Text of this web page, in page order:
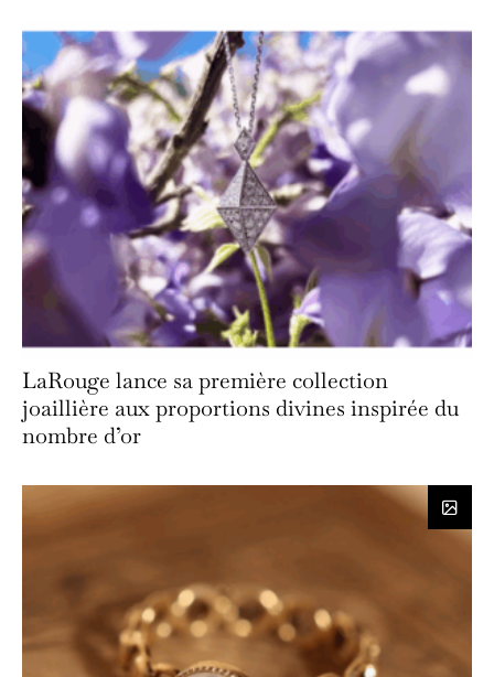
LaRouge lance sa première collection
joaillière aux proportions divines inspirée du
nombre d’or